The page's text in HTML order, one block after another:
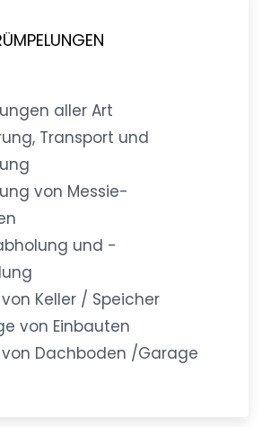
aller Art
Transport und
von Messie-
und -
Keller / Speicher
von Einbauten
Dachboden /Garage